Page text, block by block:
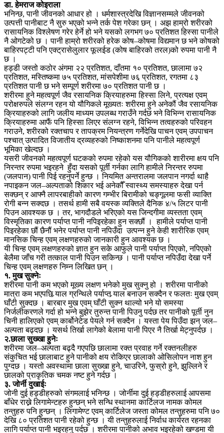
डा. हेमराज कोइराला
भनिन्छ, पानी जीवनको आधार हो । धर्मशास्त्रदेखि विज्ञानसम्मले जीवनको
उत्पत्ती पानीबाट नै सुरु भएको भन्ने तर्क पेश गरेका छन् । अझ हाम्रो शरीरको
रासायनिक विश्लेषण गरेर हेर्ने हो भने यसको लगभग ७० प्रतिशत हिस्सा पानीले
नै ओगटेको छ । पानी हाम्रो शरीरको हरेक कोष–कोषमा विद्यमान छ भने कोषको
बाहिरपट्टी पनि एक्ट्रासेलुलार फूलईड (कोष बाहिरको तरल)को रुपमा पानी नै
छ ।
हड्डी जस्तो कठोर अंगमा २२ प्रतिशत, दाँतमा १० प्रतिशत, छालामा ७२
प्रतिशत, मस्तिष्कमा ७५ प्रतिशत, मांसपेशीमा ७६ प्रतिशत, रगतमा ८३
प्रतिशत पानी छ भने सम्पूर्ण शरीरमा ७० प्रतिशत पानी छ ।
शरीरमा हुने महत्वपूर्ण जैव रसायनिक क्रियाहरुमा हिस्सा लिने, प्रत्यक्ष एवम्
परोक्षरुपले संलग्न रहन यो यौगिकले मूख्यतः शरीरमा हुने अनेकौं जैव रसायनिक
क्रियाहरुको लागि जलीय माध्यम उपलब्ध गराउँने गर्दछ भने विभिन्न रासायनिक
क्रियाहरुमा आफैं पनि हिस्सा लिएर संलग्न रहने, विभिन्न तत्वहरुको परिवहन
गराउने, शरीरको रक्तचाप र तापक्रम नियन्त्रण गर्नेदेखि पाचन एवम् उपपाचन
पश्चात् उत्पादित विजातीय द्रव्यहरुको निष्काशनमा पनि पानीले महत्वपूर्ण
भूमिका खेल्दछ ।
यसरी जीवनको महत्वपूर्ण घटकको रुपमा रहेको यस यौगिकको शारीरमा क्षय पनि
निरन्तर रुपमा भइरहने हुँदा यसको पूर्ती गर्नका लागि हामीले निरन्तर रुपमा
(जलपान) पानी पिई रहनुपर्ने हुन्छ । नियमित अन्तरालमा जलपान नगर्दा थाहै
नपाइकन जल–अल्पताको शिकार भई अनेकौँ स्वास्थ्य समस्याहरु देखा पर्न
सक्छन् र आफ्नै लापरबाहीको कारण गम्भीर बिरामीको चङ्गूलमा फसी व्याक्ति
रोगी बन्न सक्दछ । तसर्थ हामी सबै वयस्क व्यक्तिले दैनिक ४/५ लिटर पानी
पिउन आवश्यक छ । तर, भागदौडले भरिएको यस जिन्दगीमा व्यस्तता एवम्
विस्मृतिका कारण पर्याप्त पानी नपिइरहेका हुन सक्छौं । हामीले पर्याप्त पानी
पिइरहेका छौं छैनौं भनेर पर्याप्त पानी नपिउँदा उत्पन्न हुने केही शारीरिक एवम्
मानसिक चिन्ह एवम् लक्षणहरुको जानकारी हुन आवश्यक छ ।
यी चिन्ह एवम् लक्षणहरुको ज्ञात हुन सके आफुले पानी पर्याप्त पिएको, नपिएको
बेलैमा जाँच गरी तत्काल पानी पिउन सकिन्छ । पानी पर्याप्त नपिउँदा देखा पर्ने
चिन्ह एवम् लक्षणहरु निम्न लिखित छन् ।
१. मुख सुक्नेः
शरीरमा पानी कम भएको मूख्य लक्षण भनेको मुख सुक्नु हो । शरीरमा पानीको
मात्रा कम भएपछि र्‍याल ग्रन्थिले पर्याप्त र्‍याल बनाउन सक्दैन र फलतः मुख एवम्
घाँटी सुक्दछ । बारबार मुख एवम् घाँटी सुक्न थाल्यो भने यो समस्या
निर्जलीकरणले गर्दा हो भन्ने बुझेर तुरुन्त पानी पिउनु पर्दछ तर पानीको पूर्ती नुन
चिनी हालिएको एवम् कार्बोनेटेड पेयले गर्न सक्दैन । यस्ता पेय पिउँदा झन् जल–
अल्पता बढ्दछ । यसर्थ तिर्खा लागेको बेलामा पानी पिएर नै तिर्खा मेट्नुपर्दछ ।
२.छाला सुख्खा हुनेः
शरीरमा जल–अल्पता बढ्दै गएपछि छालामा रक्त प्रवाह गर्ने रक्तनलीहरु
संकुचित भई छालाबाट हुने पानीको क्षय रोकिएर छालाको ओसिलोपन नाश हुन
पुग्दछ । यस्तो अवस्थामा छाला सुख्खा हुने, चाउरिने, फुस्रो हुने, झुल्लिने र
छालको प्राकृतिक चमक नष्ट हुने गर्दछ ।
३. जोर्नी दुखाईः
जोनी दुई हड्डीहरुको संगमलाई भनिन्छ । जोर्नीमा दुई हड्डीहरुलाई आपसमा
बाँधेर राख्ने लिगामेन्टहरु हुन्छन् भने सन्धि स्थानमा कार्टिलज नामक कोमल
तन्तुहरु पनि हुन्छन् । लिगामेण्ट एवम् कार्टिलेज जस्ता कोमल तन्तुहरुमा पनि ७०
देखि ८० प्रतिशत पानी रहेको हुन्छ । यी तन्तुहरुलाई निर्वाध कार्यरत रहनका
लागि पर्याप्त पानी भइरहनु पर्दछ । शरीरमा पानीको अभाव भइरहेको खण्डमा यी